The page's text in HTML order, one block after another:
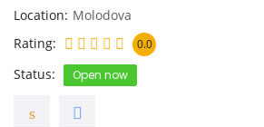
Location Molodova
Rating
0.0
Status Open now